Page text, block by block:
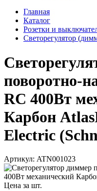
Главная
Каталог
Розетки и
Светорегулятор
поворотно-
RC 400Вт
Карбон
Electric
Артикул: ATN001023
Цена за шт.